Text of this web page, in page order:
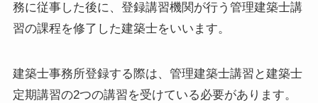
務に従事した後に、登録講習機関が行う管理建築士講
習の課程を修了した建築士をいいます。
建築士事務所登録する際は、管理建築士講習と建築士
定期講習の2つの講習を受けている必要があります。